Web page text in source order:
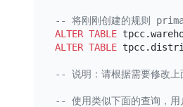
-- 将刚刚创建的规则
ALTER TABLE
ALTER TABLE tpcc.district
-- 说明：请根据需要修改
-- 使用类似下面的查询，